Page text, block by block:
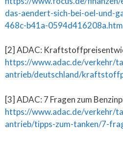
das-aendert-sich-bei-oel-und-
468c-b41a-
[2] ADAC:
https://www.adac.de/verkehr/
antrieb/deutschland/
[3] ADAC: 7 Fragen zum
https://www.adac.de/verkehr/
antrieb/tipps-zum-tanken/7-